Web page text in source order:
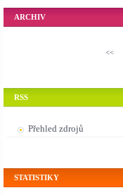
ARCHIV
<<
RSS
Přehled zdrojů
STATISTIKY